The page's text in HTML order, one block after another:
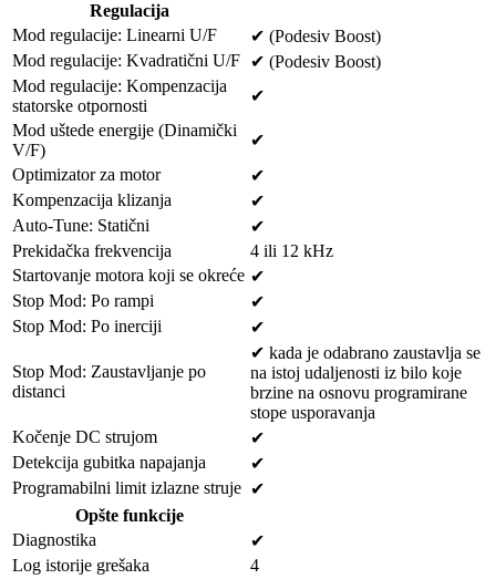
Regulacija
Mod regulacije: Linearni U/F
✔ (Podesiv Boost)
Mod regulacije: Kvadratični U/F
✔ (Podesiv Boost)
Mod regulacije: Kompenzacija
statorske otpornosti
✔
Mod uštede energije (Dinamički
V/F)
✔
Optimizator za motor
✔
Kompenzacija klizanja
✔
Auto-Tune: Statični
✔
Prekidačka frekvencija
4 ili 12 kHz
Startovanje motora koji se okreće ✔
Stop Mod: Po rampi
✔
Stop Mod: Po inerciji
✔
Stop Mod: Zaustavljanje po
distanci
✔ kada je odabrano zaustavlja se
na istoj udaljenosti iz bilo koje
brzine na osnovu programirane
stope usporavanja
Kočenje DC strujom
✔
Detekcija gubitka napajanja
✔
Programabilni limit izlazne struje ✔
Opšte funkcije
Diagnostika
✔
Log istorije grešaka
4